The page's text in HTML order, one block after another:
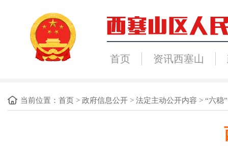
首页 资讯西塞山
当前位置： 首页 > 政府信息公开 > 法定主动公开内容 > “六稳